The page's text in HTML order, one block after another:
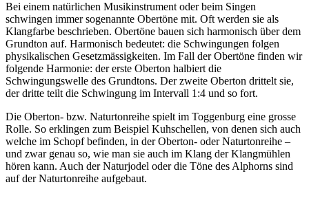
Bei einem natürlichen Musikinstrument oder beim Singen
schwingen immer sogenannte Obertöne mit. Oft werden sie als
Klangfarbe beschrieben. Obertöne bauen sich harmonisch über dem
Grundton auf. Harmonisch bedeutet: die Schwingungen folgen
physikalischen Gesetzmässigkeiten. Im Fall der Obertöne finden wir
folgende Harmonie: der erste Oberton halbiert die
Schwingungswelle des Grundtons. Der zweite Oberton drittelt sie,
der dritte teilt die Schwingung im Intervall 1:4 und so fort.
Die Oberton- bzw. Naturtonreihe spielt im Toggenburg eine grosse
Rolle. So erklingen zum Beispiel Kuhschellen, von denen sich auch
welche im Schopf befinden, in der Oberton- oder Naturtonreihe –
und zwar genau so, wie man sie auch im Klang der Klangmühlen
hören kann. Auch der Naturjodel oder die Töne des Alphorns sind
auf der Naturtonreihe aufgebaut.